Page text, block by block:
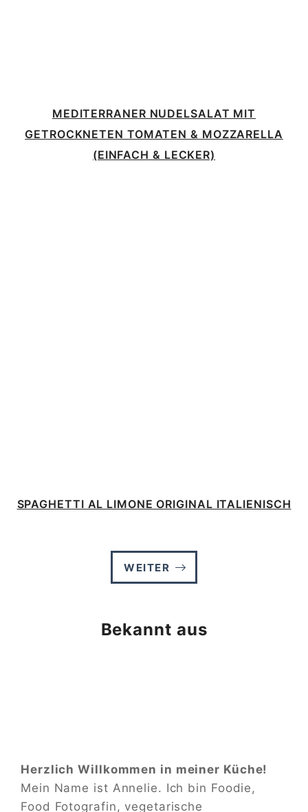
MEDITERRANER NUDELSALAT MIT
GETROCKNETEN TOMATEN & MOZZARELLA
(EINFACH & LECKER)
SPAGHETTI AL LIMONE ORIGINAL ITALIENISCH
WEITER
Bekannt aus
Herzlich Willkommen in meiner Küche!
Mein Name ist Annelie. Ich bin Foodie,
Food Fotografin, vegetarische